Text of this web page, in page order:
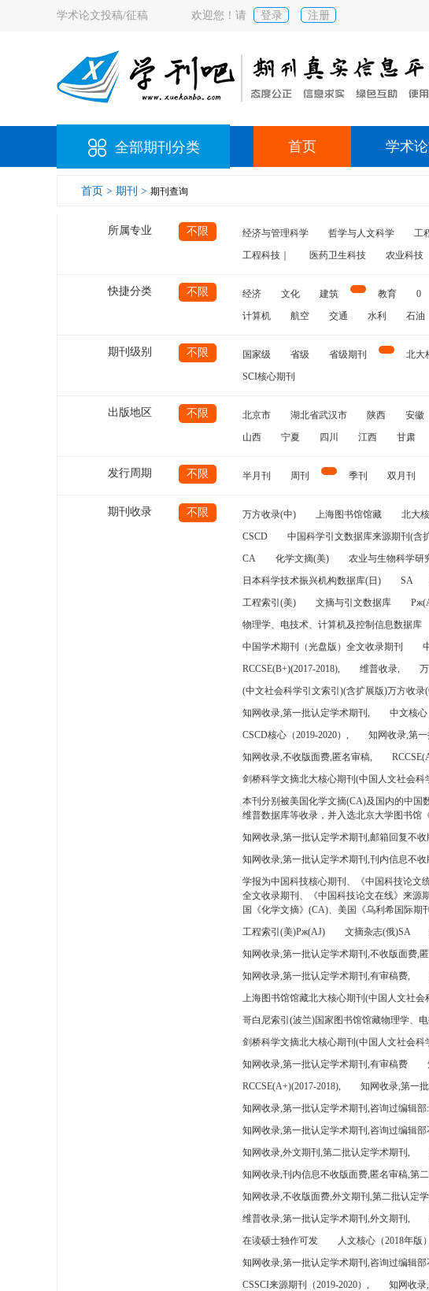
学术论文投稿/征稿 欢迎您！请 登录 注册
全部期刊分类 首页 学术
首页 > 期刊 > 期刊查询
所属专业 不限 经济与管理科学 哲学与人文科学 工
工程科技｜
医药卫生科技 农业科技
快捷分类 不限 经济 文化 建筑 教育 0
计算机
航空 交通 水利 石油
期刊级别 不限 国家级 省级 省级期刊 北大
SCI核心期刊
出版地区 不限 北京市 湖北省武汉市 陕西 安徽
山西
宁夏 四川 江西 甘肃
发行周期 不限 半月刊 周刊 季刊 双月刊
期刊收录 不限 万方收录(中) 上海图书馆馆藏 北大
CSCD
中国科学引文数据库来源期刊(含
CA
化学文摘(美) 农业与生物科学研
日本科学技术振兴机构数据库(日)
SA
工程索引(美)
文摘与引文数据库
物理学、电技术、计算机及控制信息数据库
中国学术期刊（光盘版）全文收录期刊
RCCSE(B+)(2017-2018),
维普收录,
(中文社会科学引文索引)(含扩展版)万方收
知网收录,第一批认定学术期刊,
中文核心
CSCD核心（2019-2020）,
知网收录,第
知网收录,不收版面费,匿名审稿,
剑桥科学文摘北大核心期刊(中国人文社会科
本刊分别被美国化学文摘(CA)及国内的中国
维普数据库等收录，并入选北京大学图书馆
知网收录,第一批认定学术期刊,邮箱回复不收
知网收录,第一批认定学术期刊,刊内信息不收
学报为中国科技核心期刊、《中国科技论文
全文收录期刊、《中国科技论文在线》来源
国《化学文摘》(CA)、美国《乌利希国际期
工程索引(美)Pж(AJ)
文摘杂志(俄)SA
知网收录,第一批认定学术期刊,不收版面费,
知网收录,第一批认定学术期刊,有审稿费,
上海图书馆馆藏北大核心期刊(中国人文社会
哥白尼索引(波兰)国家图书馆馆藏物理学、
剑桥科学文摘北大核心期刊(中国人文社会
知网收录,第一批认定学术期刊,有审稿费
RCCSE(A+)(2017-2018),
知网收录,第一
知网收录,第一批认定学术期刊,咨询过编辑部
知网收录,第一批认定学术期刊,咨询过编辑
知网收录,外文期刊,第二批认定学术期刊,
知网收录,刊内信息不收版面费,匿名审稿,第
知网收录,不收版面费,外文期刊,第二批认定
维普收录,第一批认定学术期刊,外文期刊,
在读硕士独作可发
人文核心（2018年版
知网收录,第一批认定学术期刊,咨询过编辑部
CSSCI来源期刊（2019-2020）,
知网收录